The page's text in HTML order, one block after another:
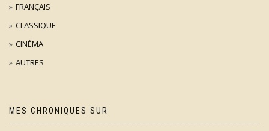
FRANÇAIS
CLASSIQUE
CINÉMA
AUTRES
MES CHRONIQUES SUR